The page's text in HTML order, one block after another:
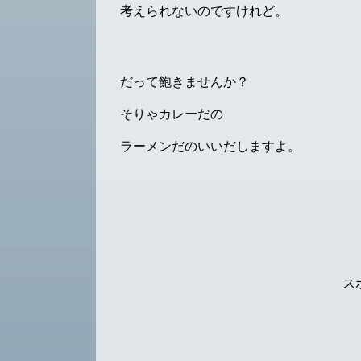
考えられないのですけれど。
だって飽きませんか？
そりゃカレーだの
ラーメンだのいいだしますよ。
ス